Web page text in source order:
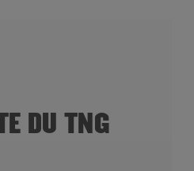
DU TNG